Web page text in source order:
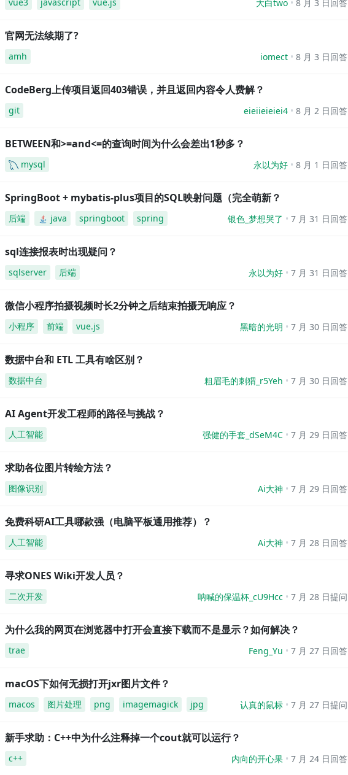
大白two 8 月 3 日回答
官网无法续期了?
amh iomect 8 月 3 日回答
CodeBerg上传项目返回403错误，并且返回内容令人费解？
git eieiieieiei4 8 月 2 日回答
BETWEEN和>=and<=的查询时间为什么会差出1秒多？
mysql 永以为好 8 月 1 日回答
SpringBoot + mybatis-plus项目的SQL映射问题（完全萌新？
后端 java springboot spring 银色_梦想哭了 7 月 31 日回答
sql连接报表时出现疑问？
sqlserver 后端 永以为好 7 月 31 日回答
微信小程序拍摄视频时长2分钟之后结束拍摄无响应？
小程序 前端 vue.js 黑暗的光明 7 月 30 日回答
数据中台和 ETL 工具有啥区别？
数据中台 粗眉毛的刺猬_r5Yeh 7 月 30 日回答
AI Agent开发工程师的路径与挑战？
人工智能 强健的手套_dSeM4C 7 月 29 日回答
求助各位图片转绘方法？
图像识别 Ai大神 7 月 29 日回答
免费科研AI工具哪款强（电脑平板通用推荐）？
人工智能 Ai大神 7 月 28 日回答
寻求ONES Wiki开发人员？
二次开发 呐喊的保温杯_cU9Hcc 7 月 28 日提问
为什么我的网页在浏览器中打开会直接下载而不是显示？如何解决？
trae Feng_Yu 7 月 27 日回答
macOS下如何无损打开jxr图片文件？
macos 图片处理 png imagemagick jpg 认真的鼠标 7 月 27 日提问
新手求助：C++中为什么注释掉一个cout就可以运行？
c++ 内向的开心果 7 月 24 日回答